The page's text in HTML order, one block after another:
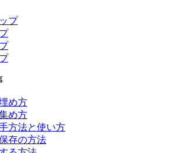
プ
め方
め方
方法と使い方
存の方法